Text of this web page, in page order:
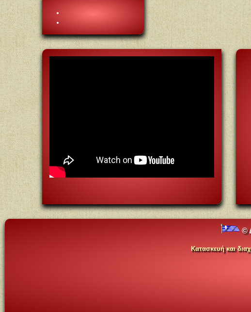
©
Κατασκευή και